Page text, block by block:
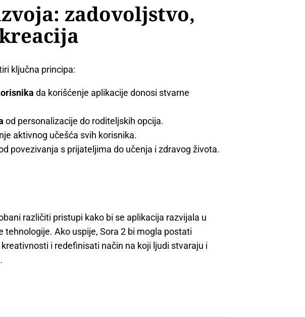
zadovoljstvo,
ključna principa:
da korišćenje aplikacije donosi stvarne
od personalizacije do roditeljskih opcija.
aktivnog učešća svih korisnika.
povezivanja s prijateljima do učenja i zdravog života.
različiti pristupi kako bi se aplikacija razvijala u
tehnologije. Ako uspije, Sora 2 bi mogla postati
i redefinisati način na koji ljudi stvaraju i